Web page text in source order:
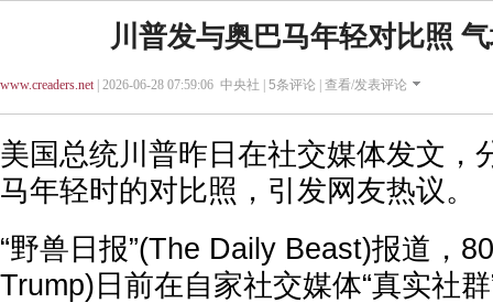
川普发与奥巴马年轻对比照
www.creaders.net| 2026-06-28 07:59:06 中央社 | 5条评论 | 查看/发表评论
美国总统川普昨日在社交媒体发文，
马年轻时的对比照，引发网友热议。
“野兽日报”(The Daily Beast)报道，
Trump)日前在自家社交媒体“真实社